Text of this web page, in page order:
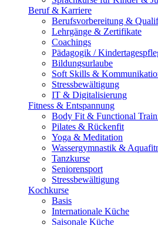
Beruf & Karriere
Berufsvorbereitung &
Lehrgänge & Zertifikate
Coachings
Pädagogik /
Bildungsurlaube
Soft Skills &
Stressbewältigung
IT & Digitalisierung
Fitness & Entspannung
Body Fit & Functional
Pilates & Rückenfit
Yoga & Meditation
Wassergymnastik &
Tanzkurse
Seniorensport
Stressbewältigung
Kochkurse
Basis
Internationale Küche
Saisonale Küche